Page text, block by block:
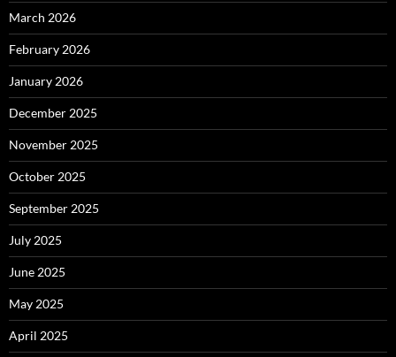
March 2026
February 2026
January 2026
December 2025
November 2025
October 2025
September 2025
July 2025
June 2025
May 2025
April 2025